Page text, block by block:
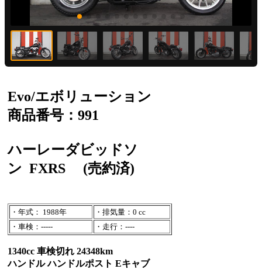
Evo/エボリューション
商品番号：991
ハーレーダビッドソ
ン FXRS (売約済)
・年式： 1988年
・排気量：0 cc
・車検：-----
・走行：----
1340cc 車検切れ 24348km
ハンドル ハンドルポスト Eキャブ